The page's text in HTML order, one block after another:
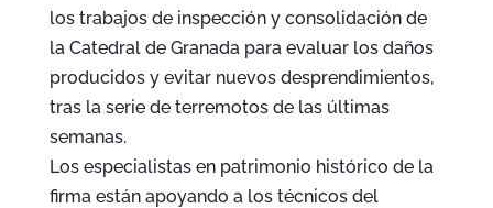
los trabajos de inspección y consolidación de
la Catedral de Granada para evaluar los daños
producidos y evitar nuevos desprendimientos,
tras la serie de terremotos de las últimas
semanas.
Los especialistas en patrimonio histórico de la
firma están apoyando a los técnicos del